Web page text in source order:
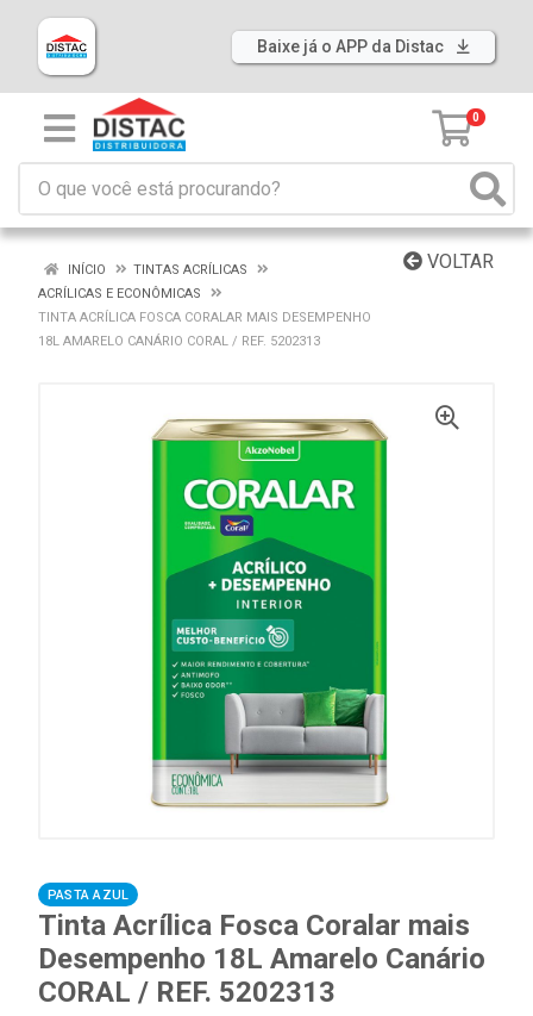
Baixe já o APP da Distac
0
VOLTAR
INÍCIO
TINTAS ACRÍLICAS
ACRÍLICAS E ECONÔMICAS
TINTA ACRÍLICA FOSCA CORALAR MAIS DESEMPENHO
18L AMARELO CANÁRIO CORAL / REF. 5202313
PASTA AZUL
Tinta Acrílica Fosca Coralar mais
Desempenho 18L Amarelo Canário
CORAL / REF. 5202313